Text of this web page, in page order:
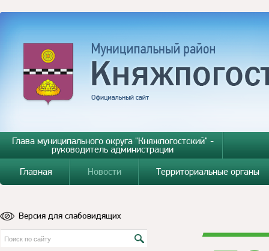
Глава муниципального округа "Княжпогостский" -
руководитель администрации
Главная
Новости Территориальные органы
Версия для слабовидящих